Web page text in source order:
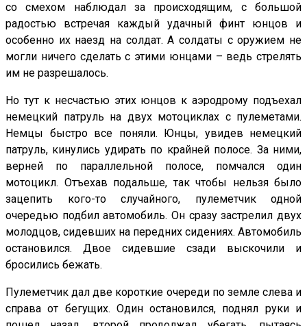
со смехом наблюдал за происходящим, с большой
радостью встречая каждый удачный финт юнцов и
особенно их наезд на солдат. А солдаты с оружием не
могли ничего сделать с этими юнцами – ведь стрелять
им не разрешалось.
Но тут к несчастью этих юнцов к аэродрому подъехал
немецкий патруль на двух мотоциклах с пулеметами.
Немцы быстро все поняли. Юнцы, увидев немецкий
патруль, кинулись удирать по крайней полосе. За ними,
верней по параллельной полосе, помчался один
мотоцикл. Отъехав подальше, так чтобы нельзя было
зацепить кого-то случайного, пулеметчик одной
очередью подбил автомобиль. Он сразу застрелил двух
молодцов, сидевших на передних сидениях. Автомобиль
остановился. Двое сидевшие сзади выскочили и
бросились бежать.
Пулеметчик дал две короткие очереди по земле слева и
справа от бегущих. Один остановился, поднял руки и